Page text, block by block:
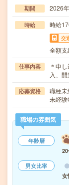
期間 2026
時給 時給
交
全額支
仕事内容
＊申
入、
応募資格
職種未
未経験
職場の雰囲気
年齢層
男女比率
女